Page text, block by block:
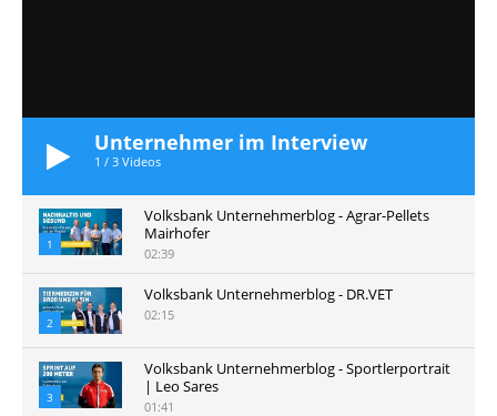
Unternehmer im Interview
1 / 3 Videos
1
Volksbank Unternehmerblog - Agrar-Pellets
Mairhofer
02:39
2
Volksbank Unternehmerblog - DR.VET
02:15
3
Volksbank Unternehmerblog - Sportlerportrait
| Leo Sares
01:41